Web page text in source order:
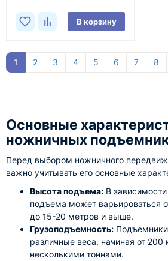
В корзину
1 2 3 4 5 6 7 8
Основные
ножничных
Перед выбором ножничного
важно учитывать его основные
Высота подъема: В
подъема может варьироваться
до 15-20 метров и выше.
Грузоподъемность:
различные веса, начиная от 200
несколькими тоннами.